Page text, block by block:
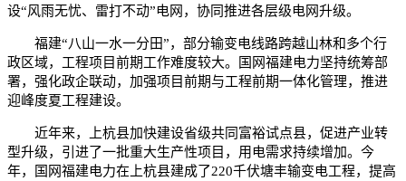
设“风雨无忧、雷打不动”电网，协同推进各层级电网升级。
福建“八山一水一分田”，部分输变电线路跨越山林和多个行
政区域，工程项目前期工作难度较大。国网福建电力坚持统筹部
署，强化政企联动，加强项目前期与工程前期一体化管理，推进
迎峰度夏工程建设。
近年来，上杭县加快建设省级共同富裕试点县，促进产业转
型升级，引进了一批重大生产性项目，用电需求持续增加。今
年，国网福建电力在上杭县建成了220千伏塘丰输变电工程，提高